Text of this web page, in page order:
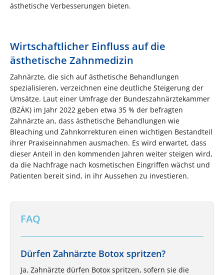
ästhetische Verbesserungen bieten.
Wirtschaftlicher Einfluss auf die
ästhetische Zahnmedizin
Zahnärzte, die sich auf ästhetische Behandlungen
spezialisieren, verzeichnen eine deutliche Steigerung der
Umsätze. Laut einer Umfrage der Bundeszahnärztekammer
(BZÄK) im Jahr 2022 geben etwa 35 % der befragten
Zahnärzte an, dass ästhetische Behandlungen wie
Bleaching und Zahnkorrekturen einen wichtigen Bestandteil
ihrer Praxiseinnahmen ausmachen. Es wird erwartet, dass
dieser Anteil in den kommenden Jahren weiter steigen wird,
da die Nachfrage nach kosmetischen Eingriffen wächst und
Patienten bereit sind, in ihr Aussehen zu investieren​.
FAQ
Dürfen Zahnärzte Botox spritzen?
Ja, Zahnärzte dürfen Botox spritzen, sofern sie die